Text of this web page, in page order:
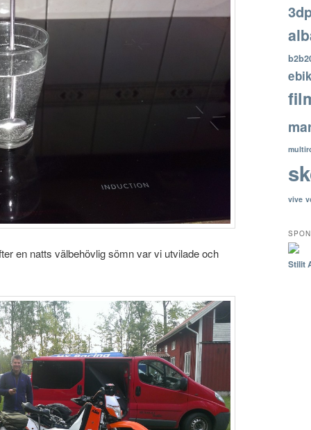
en natts välbehövlig sömn var vi utvilade och
vive
Stilit